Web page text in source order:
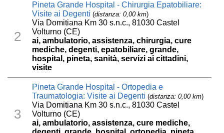
2
Pineta Grande Hospital - Chirurgia Epatobiliare:
Visite ai Degenti (distanza: 0,00 km)
Via Domitiana Km 30 s.n.c., 81030 Castel
Volturno (CE)
ai, ambulatorio, assistenza, chirurgia, cure
mediche, degenti, epatobiliare, grande,
hospital, pineta, sanità, servizi ai cittadini,
visite
3
Pineta Grande Hospital - Ortopedia e
Traumatologia: Visite ai Degenti (distanza: 0,00 km)
Via Domitiana Km 30 s.n.c., 81030 Castel
Volturno (CE)
ai, ambulatorio, assistenza, cure mediche,